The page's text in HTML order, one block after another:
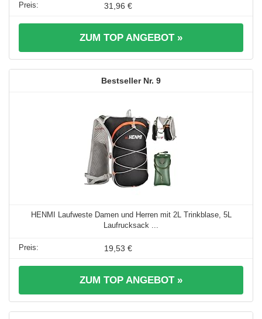
31,96 €
ZUM TOP ANGEBOT »
9
HENMI Laufweste Damen und Herren mit 2L Trinkblase, 5L
Laufrucksack ...
19,53 €
ZUM TOP ANGEBOT »